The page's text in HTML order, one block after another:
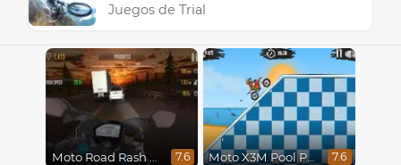
Juegos de Trial
7.6 Moto X3M Pool Party 7.6